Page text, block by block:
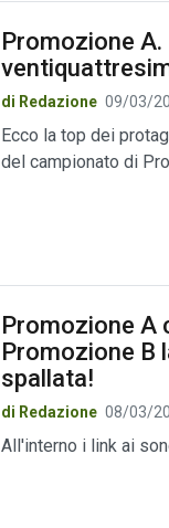
Promozione
di Redazione 09/03/
Ecco la top dei
del campionato di
Promozione A
Promozione B
spallata!
di Redazione 08/03/
All'interno i link ai